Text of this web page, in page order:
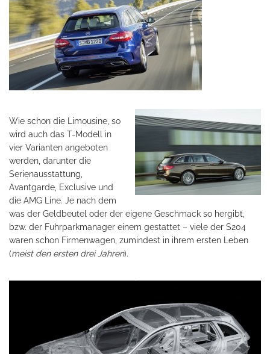
Wie schon die Limousine, so
wird auch das T-Modell in
vier Varianten angeboten
werden, darunter die
Serienausstattung,
Avantgarde, Exclusive und
die AMG Line. Je nach dem
was der Geldbeutel oder der eigene Geschmack so hergibt,
bzw. der Fuhrparkmanager einem gestattet – viele der S204
waren schon Firmenwagen, zumindest in ihrem ersten Leben
(meist den ersten drei Jahren).